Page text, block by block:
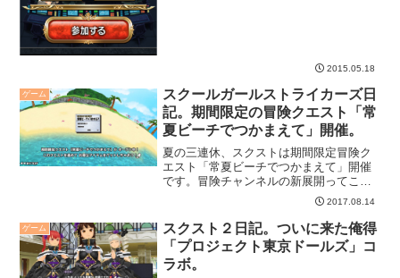
2015.05.18
ゲーム
スクールガールストライカーズ日
記。期間限定の冒険クエスト「常
夏ビーチでつかまえて」開催。
夏の三連休、スクストは期間限定冒険ク
エスト「常夏ビーチでつかまえて」開催
です。冒険チャンネルの新展開ってこと
ですが、これは試験的なものだったかな
ぁというのが率直な感想です。
2017.08.14
ゲーム
スクスト２日記。ついに来た俺得
「プロジェクト東京ドールズ」コ
ラボ。